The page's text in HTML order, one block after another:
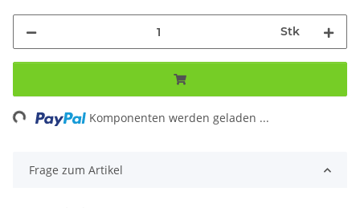
Stk
Komponenten werden geladen ...
Frage zum Artikel